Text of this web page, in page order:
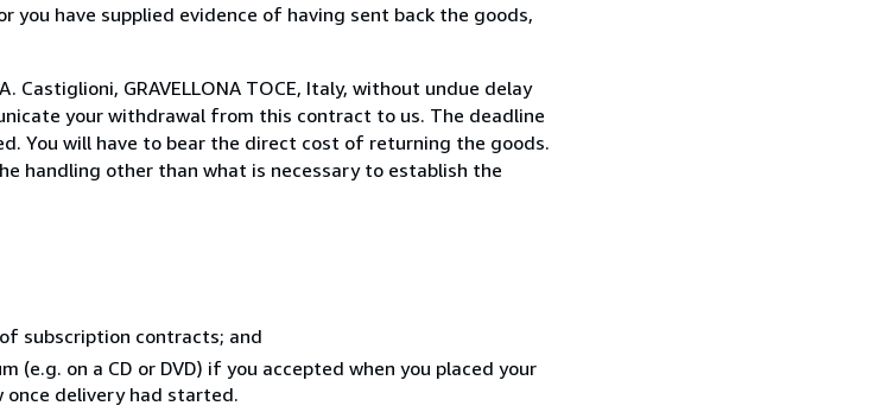
you have supplied evidence of having sent back the goods,
GRAVELLONA TOCE, Italy, without undue delay
your withdrawal from this contract to us. The deadline
You will have to bear the direct cost of returning the goods.
handling other than what is necessary to establish the
subscription contracts; and
on a CD or DVD) if you accepted when you placed your
delivery had started.